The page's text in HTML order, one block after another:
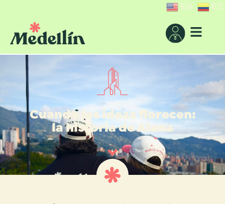
EN ES
Cuando las ideas florecen:
la historia de Alena